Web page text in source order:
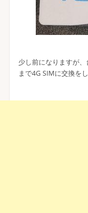
少し前になりますが
まで4G SIMに交換を